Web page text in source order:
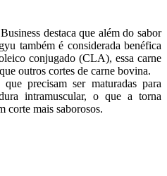
destaca que além do sabor
também é considerada benéfica
conjugado (CLA), essa carne
outros cortes de carne bovina.
precisam ser maturadas para
intramuscular, o que a torna
corte mais saborosos.